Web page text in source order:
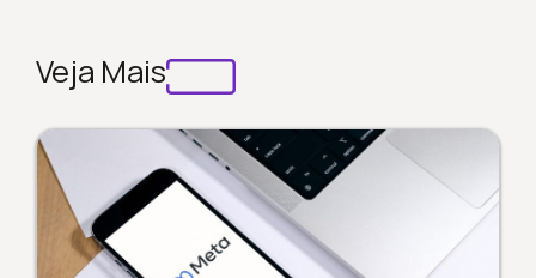
Veja Mais